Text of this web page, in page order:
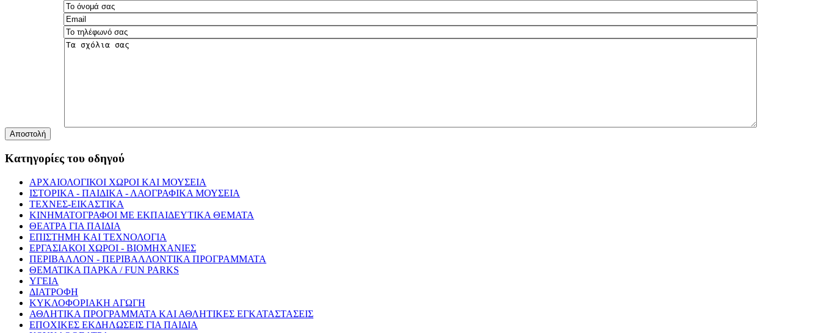
Αποστολή
Κατηγορίες του οδηγού
ΑΡΧΑΙΟΛΟΓΙΚΟΙ ΧΩΡΟΙ ΚΑΙ ΜΟΥΣΕΙΑ
ΙΣΤΟΡΙΚΑ - ΠΑΙΔΙΚΑ - ΛΑΟΓΡΑΦΙΚΑ ΜΟΥΣΕΙΑ
ΤΕΧΝΕΣ-ΕΙΚΑΣΤΙΚΑ
ΚΙΝΗΜΑΤΟΓΡΑΦΟΙ ΜΕ ΕΚΠΑΙΔΕΥΤΙΚΑ ΘΕΜΑΤΑ
ΘΕΑΤΡΑ ΓΙΑ ΠΑΙΔΙΑ
ΕΠΙΣΤΗΜΗ ΚΑΙ ΤΕΧΝΟΛΟΓΙΑ
ΕΡΓΑΣΙΑΚΟΙ ΧΩΡΟΙ - ΒΙΟΜΗΧΑΝΙΕΣ
ΠΕΡΙΒΑΛΛΟΝ - ΠΕΡΙΒΑΛΛΟΝΤΙΚΑ ΠΡΟΓΡΑΜΜΑΤΑ
ΘΕΜΑΤΙΚΑ ΠΑΡΚΑ / FUN PARKS
ΥΓΕΙΑ
ΔΙΑΤΡΟΦΗ
ΚΥΚΛΟΦΟΡΙΑΚΗ ΑΓΩΓΗ
ΑΘΛΗΤΙΚΑ ΠΡΟΓΡΑΜΜΑΤΑ ΚΑΙ ΑΘΛΗΤΙΚΕΣ ΕΓΚΑΤΑΣΤΑΣΕΙΣ
ΕΠΟΧΙΚΕΣ ΕΚΔΗΛΩΣΕΙΣ ΓΙΑ ΠΑΙΔΙΑ